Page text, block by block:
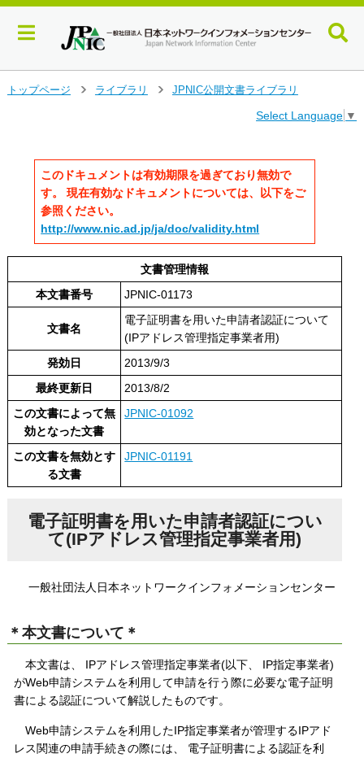
プ
トップページ
ライブラリ
JPNIC公開文書ライブラリ
Select Language ▼
このドキュメントは有効期限を過ぎており無効で
す。 現在有効なドキュメントについては、以下をご
参照ください。
http://www.nic.ad.jp/ja/doc/validity.html
文書管理情報
本文書番号
JPNIC-01173
文書名
電子証明書を用いた申請者認証について
(IPアドレス管理指定事業者用)
発効日
2013/9/3
最終更新日
2013/8/2
この文書によって無
効となった文書
JPNIC-01092
この文書を無効とす
る文書
JPNIC-01191
電子証明書を用いた申請者認証につい
て(IPアドレス管理指定事業者用)
一般社団法人日本ネットワークインフォメーションセンター
＊本文書について＊
本文書は、 IPアドレス管理指定事業者(以下、 IP指定事業者)
がWeb申請システムを利用して申請を行う際に必要な電子証明
書による認証について解説したものです。
Web申請システムを利用したIP指定事業者が管理するIPアド
レス関連の申請手続きの際には、 電子証明書による認証を利